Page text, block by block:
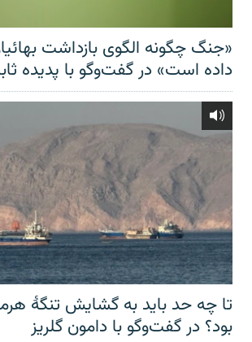
«جنگ چگونه الگوی بازداشت
داده است» در گفت‌وگو با پدیده
تا چه حد باید به گشایش تنگهٔ
بود؟ در گفت‌وگو با دامون گلریز